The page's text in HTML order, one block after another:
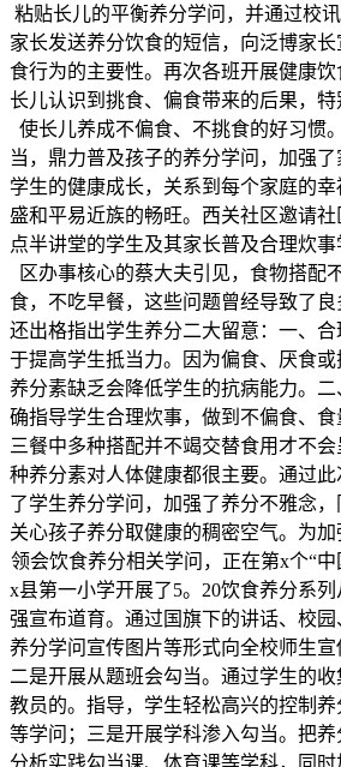
粘贴长儿的平衡养分学问，并通过校
家长发送养分饮食的短信，向泛博家
食行为的主要性。再次各班开展健康
长儿认识到挑食、偏食带来的后果，特
使长儿养成不偏食、不挑食的好习惯
当，鼎力普及孩子的养分学问，加强了
学生的健康成长，关系到每个家庭的
盛和平易近族的畅旺。西关社区邀请
点半讲堂的学生及其家长普及合理炊
区办事核心的蔡大夫引见，食物搭配
食，不吃早餐，这些问题曾经导致了
还出格指出学生养分二大留意：一、
于提高学生抵当力。因为偏食、厌食
养分素缺乏会降低学生的抗病能力。
确指导学生合理炊事，做到不偏食、食
三餐中多种搭配并不竭交替食用才不
种养分素对人体健康都很主要。通过
了学生养分学问，加强了养分不雅念
关心孩子养分取健康的稠密空气。为加
领会饮食养分相关学问，正在第x个“
x县第一小学开展了5。20饮食养分系
强宣布道育。通过国旗下的讲话、校园
养分学问宣传图片等形式向全校师生宣
二是开展从题班会勾当。通过学生的收
教员的。指导，学生轻松高兴的控制
等学问；三是开展学科渗入勾当。把养